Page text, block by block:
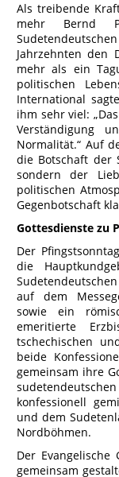
Als treibende
mehr Bernd
Jahrzehnten den
mehr als ein
politischen
International
ihm sehr viel:
Verständigung
Normalität.“ Auf
die Botschaft der
sondern der
politischen
Gegenbotschaft
Gottesdienste zu
Der
die
auf dem
sowie ein
emeritierte
tschechischen
beide
gemeinsam ihre
konfessionell
und dem
Nordböhmen.
Der
gemeinsam